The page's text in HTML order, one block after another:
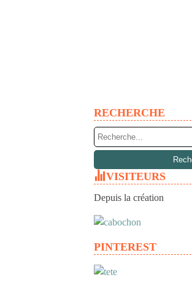
RECHERCHE
VISITEURS
Depuis la création
PINTEREST